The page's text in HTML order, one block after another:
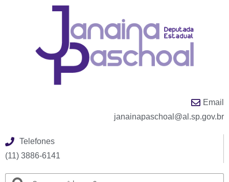
Email
janainapaschoal@al.sp.gov.br
Telefones
(11) 3886-6141